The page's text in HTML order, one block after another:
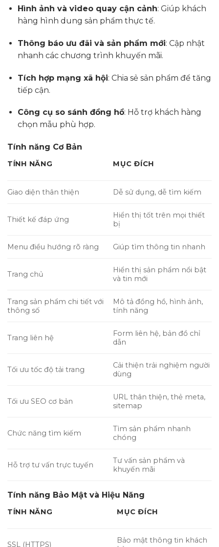
Hình ảnh và video quay cận cảnh: Giúp khách
hàng hình dung sản phẩm thực tế.
Thông báo ưu đãi và sản phẩm mới: Cập nhật
nhanh các chương trình khuyến mãi.
Tích hợp mạng xã hội: Chia sẻ sản phẩm để tăng
tiếp cận.
Công cụ so sánh đồng hồ: Hỗ trợ khách hàng
chọn mẫu phù hợp.
Tính năng Cơ Bản
TÍNH NĂNG MỤC ĐÍCH
Giao diện thân thiện Dễ sử dụng, dễ tìm kiếm
Thiết kế đáp ứng
Hiển thị tốt trên mọi thiết
bị
Menu điều hướng rõ ràng Giúp tìm thông tin nhanh
Trang chủ
Hiển thị sản phẩm nổi bật
và tin mới
Trang sản phẩm chi tiết với
thông số
Mô tả đồng hồ, hình ảnh,
tính năng
Trang liên hệ
Form liên hệ, bản đồ chỉ
dẫn
Tối ưu tốc độ tải trang
Cải thiện trải nghiệm người
dùng
Tối ưu SEO cơ bản
URL thân thiện, thẻ meta,
sitemap
Chức năng tìm kiếm
Tìm sản phẩm nhanh
chóng
Hỗ trợ tư vấn trực tuyến
Tư vấn sản phẩm và
khuyến mãi
Tính năng Bảo Mật và Hiệu Năng
TÍNH NĂNG MỤC ĐÍCH
SSL (HTTPS)
Bảo mật thông tin khách